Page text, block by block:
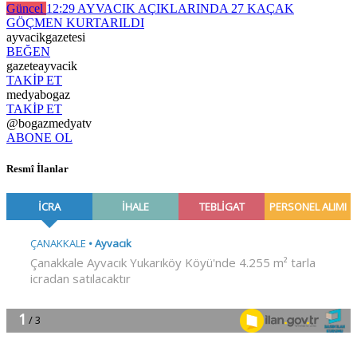
Güncel 12:29 AYVACIK AÇIKLARINDA 27 KAÇAK
GÖÇMEN KURTARILDI
ayvacikgazetesi
BEĞEN
gazeteayvacik
TAKİP ET
medyabogaz
TAKİP ET
@bogazmedyatv
ABONE OL
Resmî İlanlar